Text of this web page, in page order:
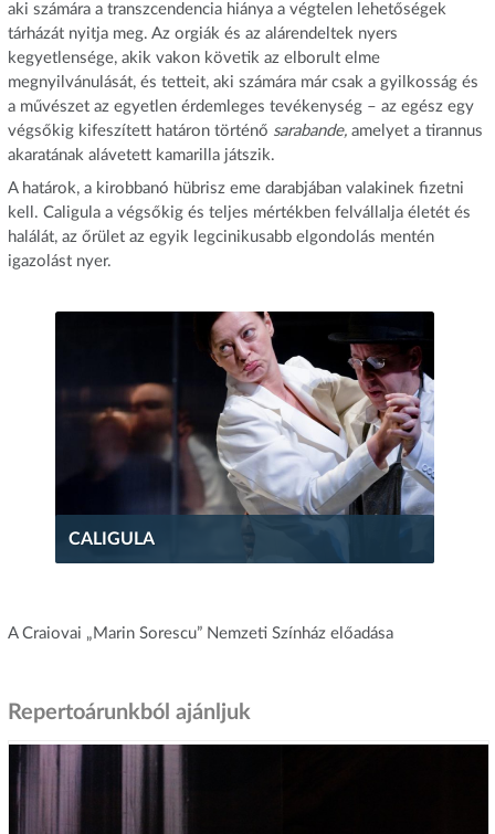
aki számára a transzcendencia hiánya a végtelen lehetőségek
tárházát nyitja meg. Az orgiák és az alárendeltek nyers
kegyetlensége, akik vakon követik az elborult elme
megnyilvánulását, és tetteit, aki számára már csak a gyilkosság és
a művészet az egyetlen érdemleges tevékenység – az egész egy
végsőkig kifeszített határon történő sarabande,amelyet a tirannus
akaratának alávetett kamarilla játszik.
A határok, a kirobbanó hübrisz eme darabjában valakinek fizetni
kell. Caligula a végsőkig és teljes mértékben felvállalja életét és
halálát, az őrület az egyik legcinikusabb elgondolás mentén
igazolást nyer.
CALIGULA
A Craiovai „Marin Sorescu” Nemzeti Színház előadása
Repertoárunkból ajánljuk